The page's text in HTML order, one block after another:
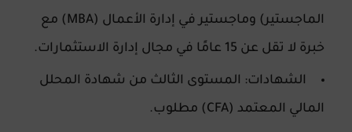
الماجستير) وماجستير في إدارة الأعمال (MBA) مع
خبرة لا تقل عن 15 عامًا في مجال إدارة الاستثمارات.
الشهادات: المستوى الثالث من شهادة المحلل
المالي المعتمد (CFA) مطلوب.